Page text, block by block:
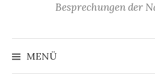
Besprechungen der
MENÜ